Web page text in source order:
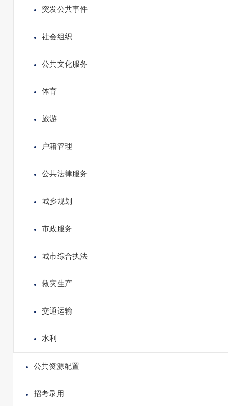
突发公共事件
社会组织
公共文化服务
体育
旅游
户籍管理
公共法律服务
城乡规划
市政服务
城市综合执法
救灾生产
交通运输
水利
公共资源配置
招考录用